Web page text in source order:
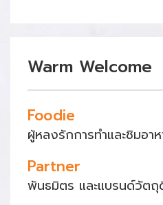
Warm Welcome
Foodie
ผู้หลงรักการทำและชิมอา
Partner
พันธมิตร และแบรนด์วัตถุ